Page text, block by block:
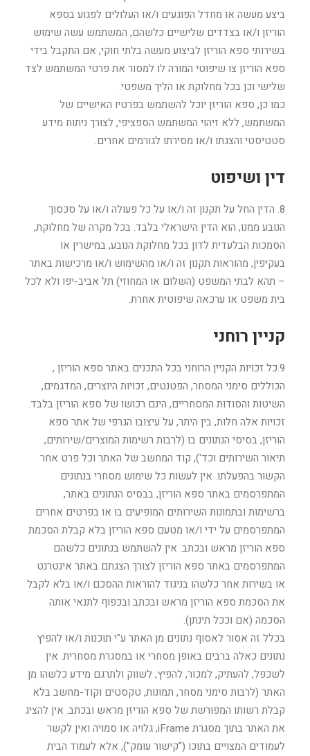
ביצע מעשה או מחדל הפוגעים ו/או העלולים לפגוע בספא
הוריזן ו/או בצדדים שלישיים כלשהם, המשתמש עשה שימוש
בשירותי ספא הוריזן לביצוע מעשה בלתי חוקי, אם התקבל בידי
ספא הוריזן צו שיפוטי המורה לו למסור את פרטי המשתמש לצד
שלישי וכן בכל מחלוקת או הליך משפטי.
כמו כן, ספא הוריזן יוכל להשתמש בפרטיו האישיים של
המשתמש, ללא זיהוי המשתמש הספציפי, לצורך ניתוח מידע
סטטיסטי והצגתו ו/או מסירתו לגורמים אחרים.
דין ושיפוט
8. הדין החל על תקנון זה ו/או על כל פעולה ו/או על סכסוך
הנובע ממנו, הוא הדין הישראלי בלבד. בכל מקרה של מחלוקת,
הסמכות הבלעדית לדון בכל מחלוקת הנובע, במישרין או
בעקיפין, מהוראות תקנון זה ו/או מהשימוש ו/או מרכישות באתר
– תהא לבתי המשפט (השלום או המחוזי) תל אביב-יפו ולא לכל
בית משפט או ערכאה שיפוטית אחרת.
קניין רוחני
9.כל זכויות הקניין הרוחני בכל התכנים באתר ספא הוריזן ,
הכוללים סימני המסחר, הפטנטים, זכויות היוצרים, המדגמים,
השיטות והסודות המסחריים, הינם רכושו של ספא הוריזן בלבד.
זכויות אלה חלות, בין היתר, על עיצובו הגרפי של אתר ספא
הוריזן, בסיסי הנתונים בו (לרבות רשימות המוצרים/שירותים,
תיאור השירותים וכד'), קוד המחשב של האתר וכל פרט אחר
הקשור בהפעלתו. אין לעשות כל שימוש מסחרי בנתונים
המתפרסמים באתר ספא הוריזן, בבסיס הנתונים באתר,
ברשימות ובתמונות השירותים המופיעים בו או בפרטים אחרים
המתפרסמים על ידי ו/או מטעם ספא הוריזן בלא קבלת הסכמת
ספא הוריזן מראש ובכתב. אין להשתמש בנתונים כלשהם
המתפרסמים באתר ספא הוריזן לצורך הצגתם באתר אינטרנט
או בשירות אחר כלשהו בניגוד להוראות ההסכם ו/או בלא לקבל
את הסכמת ספא הוריזן מראש ובכתב ובכפוף לתנאי אותה
הסכמה (אם וככל תינתן).
בכלל זה אסור לאסוף נתונים מן האתר ע"י תוכנות ו/או להפיץ
נתונים כאלה ברבים באופן מסחרי או במסגרת מסחרית. אין
לשכפל, להעתיק, למכור, להפיץ, לשווק ולתרגם מידע כלשהו מן
האתר (לרבות סימני מסחר, תמונות, טקסטים וקוד-מחשב בלא
קבלת רשותו המפורשת של ספא הוריזן מראש ובכתב. אין להציג
את האתר בתוך מסגרת iFrame, גלויה או סמויה ואין לקשר
לעמודים המצויים בתוכו ("קישור עומק"), אלא לעמוד הבית